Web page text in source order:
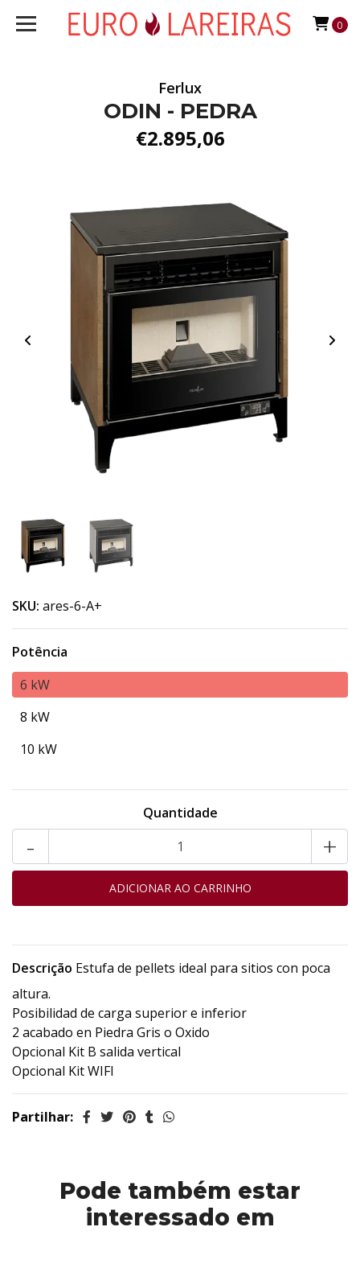
0
Ferlux
ODIN - PEDRA
€2.895,06
SKU: ares-6-A+
Potência
6 kW
8 kW
10 kW
Quantidade
- +
Descrição Estufa de pellets ideal para sitios con poca
altura.
Posibilidad de carga superior e inferior
2 acabado en Piedra Gris o Oxido
Opcional Kit B salida vertical
Opcional Kit WIFI
Partilhar:
Pode também estar
interessado em